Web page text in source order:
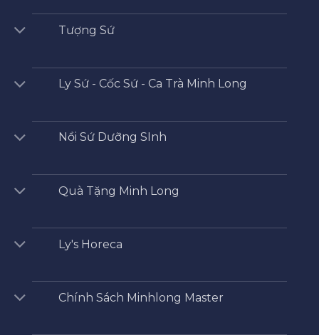
Tượng Sứ
Ly Sứ - Cốc Sứ - Ca Trà Minh Long
Nồi Sứ Dưỡng SInh
Quà Tặng Minh Long
Ly's Horeca
Chính Sách Minhlong Master